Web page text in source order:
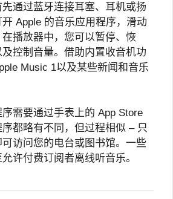
通过蓝牙连接耳塞、耳机或扬
Apple 的音乐应用程序，滑动
播放器中，您可以暂停、恢
控制音量。借助内置收音机功
Music 1以及某些新闻和音乐
需要通过手表上的 App Store
序都略有不同，但过程相似 – 只
访问您的电台或图书馆。一些
许付费订阅者离线听音乐。